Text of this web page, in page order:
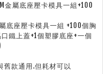
金屬底座壓卡模具一組+100
底座壓卡模具一組 +100個胸
鐵上蓋+1個塑膠底座+一個
舊款通用.但耗材可以